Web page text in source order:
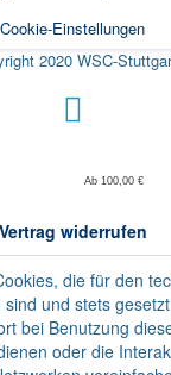
Cookie-Einstellungen
2020 WSC-
Ab 100,00 €
Vertrag widerrufen
die für den
und stets
bei Benutzung
oder die